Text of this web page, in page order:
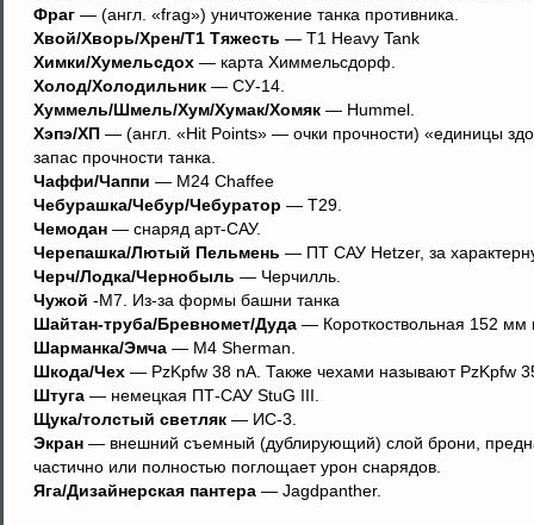
Фраг — (англ. «frag») уничтожение танка противника.
Хвой/Хворь/Хрен/Т1 Тяжесть — T1 Heavy Tank
Химки/Хумельсдох — карта Химмельсдорф.
Холод/Холодильник — СУ-14.
Хуммель/Шмель/Хум/Хумак/Хомяк — Hummel.
Хэпэ/ХП — (англ. «Hit Points» — очки прочности) «единицы
запас прочности танка.
Чаффи/Чаппи — M24 Chaffee
Чебурашка/Чебур/Чебуратор — T29.
Чемодан — снаряд арт-САУ.
Черепашка/Лютый Пельмень — ПТ САУ Hetzer, за
Черч/Лодка/Чернобыль — Черчилль.
Чужой -М7. Из-за формы башни танка
Шайтан-труба/Бревномет/Дуда — Короткоствольная 152
Шарманка/Эмча — M4 Sherman.
Шкода/Чех — PzKpfw 38 nA. Также чехами называют PzKpfw
Штуга — немецкая ПТ-САУ StuG III.
Щука/толстый светляк — ИС-3.
Экран — внешний съемный (дублирующий) слой брони,
частично или полностью поглощает урон снарядов.
Яга/Дизайнерская пантера — Jagdpanther.